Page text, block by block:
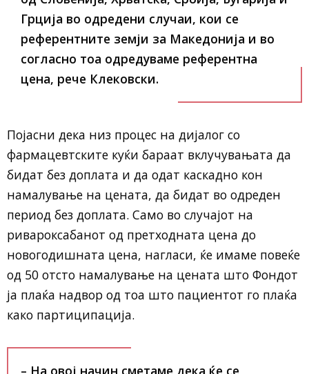
Грција во одредени случаи, кои се
референтните земји за Македонија и во
согласно тоа одредуваме референтна
цена, рече Клековски.
Појасни дека низ процес на дијалог со
фармацевтските куќи бараат вклучувањата да
бидат без доплата и да одат каскадно кон
намалување на цената, да бидат во одреден
период без доплата. Само во случајот на
ривароксабанот од претходната цена до
новогодишната цена, нагласи, ќе имаме повеќе
од 50 отсто намалување на цената што Фондот
ја плаќа надвор од тоа што пациентот го плаќа
како партиципација.
– На овој начин сметаме дека ќе се